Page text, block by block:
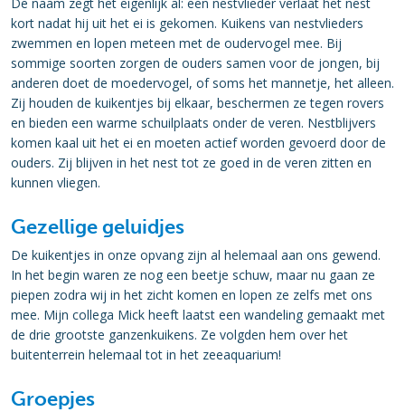
kort nadat hij uit het ei is gekomen. Kuikens van nestvlieders
zwemmen en lopen meteen met de oudervogel mee. Bij
sommige soorten zorgen de ouders samen voor de jongen, bij
anderen doet de moedervogel, of soms het mannetje, het alleen.
Zij houden de kuikentjes bij elkaar, beschermen ze tegen rovers
en bieden een warme schuilplaats onder de veren. Nestblijvers
komen kaal uit het ei en moeten actief worden gevoerd door de
ouders. Zij blijven in het nest tot ze goed in de veren zitten en
kunnen vliegen.
Gezellige geluidjes
De kuikentjes in onze opvang zijn al helemaal aan ons gewend.
In het begin waren ze nog een beetje schuw, maar nu gaan ze
piepen zodra wij in het zicht komen en lopen ze zelfs met ons
mee. Mijn collega Mick heeft laatst een wandeling gemaakt met
de drie grootste ganzenkuikens. Ze volgden hem over het
buitenterrein helemaal tot in het zeeaquarium!
Groepjes